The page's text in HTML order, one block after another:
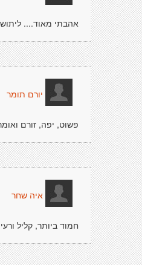
אהבתי מאוד....
יורם תומר
פשוט, יפה, זורם
איה שחר
חמוד ביותר, קליל